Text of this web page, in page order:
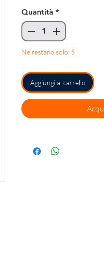
Quantità *
Ne restano solo: 5
Aggiungi al carrello